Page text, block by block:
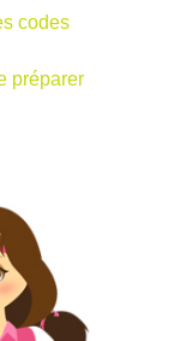
codes
préparer